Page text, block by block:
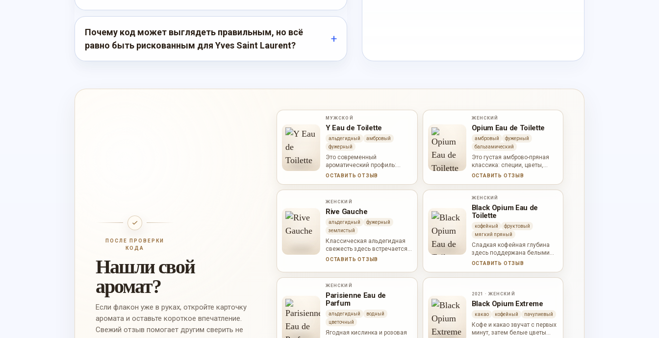
Почему код может выглядеть правильным, но всё
равно быть рискованным для Yves Saint Laurent?
ПОСЛЕ ПРОВЕРКИ
КОДА
Нашли свой
аромат?
Если флакон уже в руках, откройте карточку
аромата и оставьте короткое впечатление.
Свежий отзыв помогает другим сверить не
МУЖСКОЙ
Y Eau de Toilette
альдегидный
амбровый
фужерный
Это современный
ароматический профиль:
чистый старт, пряный нерв,
и мягкая ваниль в базе.
ОСТАВИТЬ ОТЗЫВ
ЖЕНСКИЙ
Opium Eau de Toilette
амбровый
фужерный
бальзамический
Это густая амброво-пряная
классика: специи, цветы,
смолы, бальзамы, сандал,
теплота.
ОСТАВИТЬ ОТЗЫВ
ЖЕНСКИЙ
Rive Gauche
альдегидный
фужерный
землистый
Классическая альдегидная
свежесть здесь встречается
с большим цветочным
базой — строгой, женственной
ОСТАВИТЬ ОТЗЫВ
ЖЕНСКИЙ
Black Opium Eau de
Toilette
кофейный
фруктовый
мягкий пряный
Сладкая кофейная глубина
здесь поддержана белыми
цветами, лакрицей, пачули,
кедром.
ОСТАВИТЬ ОТЗЫВ
ЖЕНСКИЙ
Parisienne Eau de
Parfum
альдегидный
водный
цветочный
Ягодная кислинка и розовая
2021 · ЖЕНСКИЙ
Black Opium Extreme
какао кофейный пачулиевый
Кофе и какао звучат с первых
минут, затем белые цветы